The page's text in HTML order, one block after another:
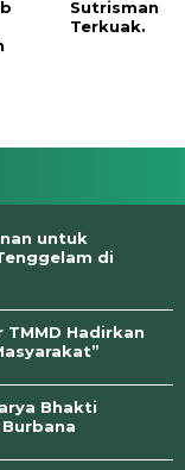
Sutrisman
Terkuak.
untuk
di
TMMD Hadirkan
Bhakti